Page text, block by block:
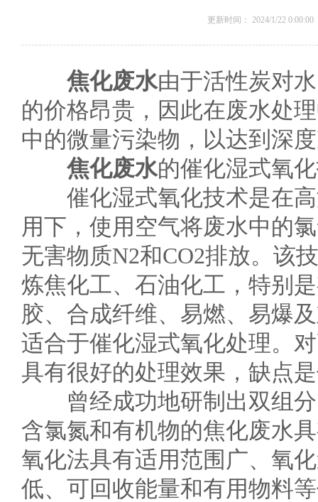
更新时间： 2024/1/22 0:00:00
焦化废水由于活性炭对
的价格昂贵，因此在废水处
中的微量污染物，以达到深
焦化废水的催化湿式氧
催化湿式氧化技术是在高
用下，使用空气将废水中的
无害物质N2和CO2排放。该
炼焦化工、石油化工，特别
胶、合成纤维、易燃、易爆
适合于催化湿式氧化处理。
具有很好的处理效果，缺点
曾经成功地研制出双组分
含氯氮和有机物的焦化废水
氧化法具有适用范围广、氧
低、可回收能量和有用物料